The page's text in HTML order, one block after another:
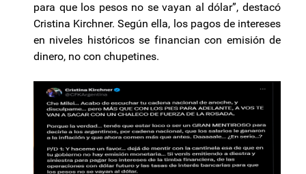
para que los pesos no se vayan al dólar”, destacó
Cristina Kirchner. Según ella, los pagos de intereses
en niveles históricos se financian con emisión de
dinero, no con chupetines.